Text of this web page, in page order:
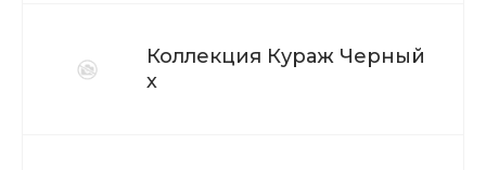
Коллекция Кураж Черный
х